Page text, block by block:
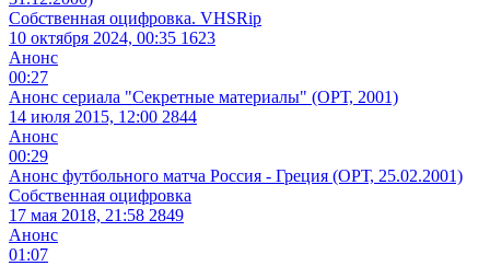
Собственная оцифровка. VHSRip
10 октября 2024, 00:35 1623
Анонс
00:27
Анонс сериала "Секретные материалы" (ОРТ, 2001)
14 июля 2015, 12:00 2844
Анонс
00:29
Анонс футбольного матча Россия - Греция (ОРТ, 25.02.2001)
Собственная оцифровка
17 мая 2018, 21:58 2849
Анонс
01:07